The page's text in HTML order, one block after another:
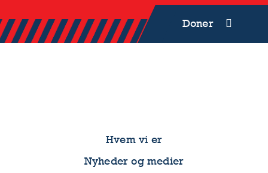
Doner
Hvem vi er
Nyheder og medier